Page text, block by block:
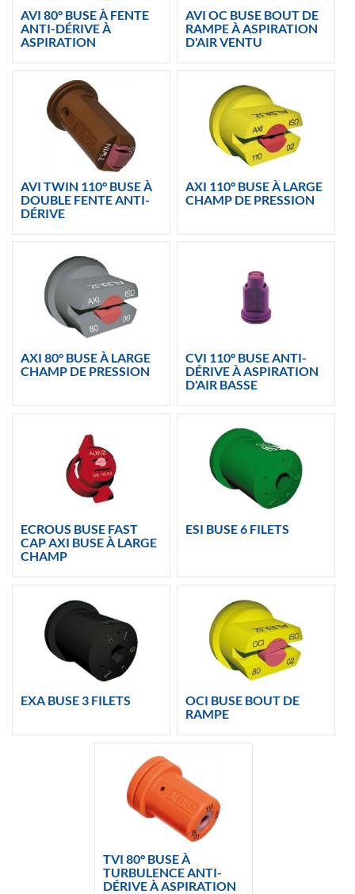
AVI 80° BUSE À FENTE
ANTI-DÉRIVE À
ASPIRATION
AVI OC BUSE BOUT DE
RAMPE À ASPIRATION
D'AIR VENTU
AVI TWIN 110° BUSE À
DOUBLE FENTE ANTI-
DÉRIVE
AXI 110° BUSE À LARGE
CHAMP DE PRESSION
AXI 80° BUSE À LARGE
CHAMP DE PRESSION
CVI 110° BUSE ANTI-
DÉRIVE À ASPIRATION
D'AIR BASSE
ECROUS BUSE FAST
CAP AXI BUSE À LARGE
CHAMP
ESI BUSE 6 FILETS
EXA BUSE 3 FILETS
OCI BUSE BOUT DE
RAMPE
TVI 80° BUSE À
TURBULENCE ANTI-
DÉRIVE À ASPIRATION